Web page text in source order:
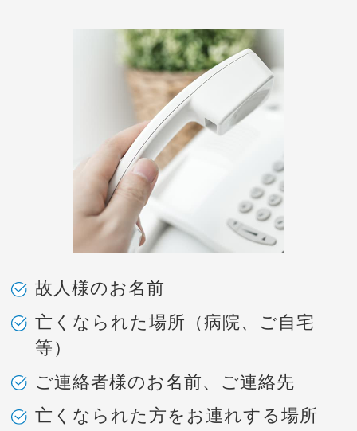
故人様のお名前
亡くなられた場所（病院、ご自宅
等）
ご連絡者様のお名前、ご連絡先
亡くなられた方をお連れする場所